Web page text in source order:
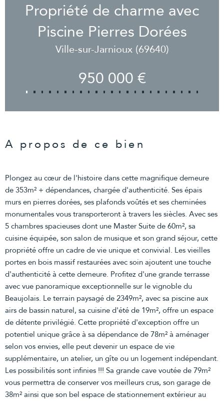
Propriété de charme avec
Piscine Pierres Dorées
Ville-sur-Jarnioux (69640)
950 000 €
A propos de ce bien
Plongez au cœur de l'histoire dans cette magnifique demeure
de 353m² + dépendances, chargée d'authenticité. Ses épais
murs en pierres dorées, ses plafonds voûtés et ses cheminées
monumentales vous transporteront à travers les siècles. Avec ses
5 chambres spacieuses dont une Master Suite de 60m², sa
cuisine équipée, son salon de musique et son grand séjour, cette
propriété offre un cadre de vie unique et convivial. Les vieilles
portes en bois massif restaurées avec soin ajoutent une touche
d'authenticité à cette demeure. Profitez d'une grande terrasse
avec vue panoramique exceptionnelle sur le vignoble du
Beaujolais. Le terrain paysagé de 2349m², avec sa piscine aux
airs de bassin naturel, sa cuisine d'été de 19m², offre un espace
de détente privilégié. Cette propriété d'exception offre un
potentiel unique grâce à sa dépendance de 78m² à aménager
selon vos envies, elle peut devenir un espace de vie
supplémentaire, un atelier, un gîte ou un logement indépendant.
Les possibilités sont infinies !!! Sa grande cave voutée de 79m²
vous permettra de conserver vos meilleurs crus, son garage de
38m² ainsi que son bel espace de stationnement extérieur au